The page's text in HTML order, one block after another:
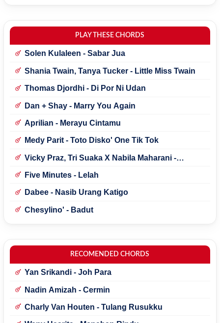
PLAY THESE CHORDS
Solen Kulaleen - Sabar Jua
Shania Twain, Tanya Tucker - Little Miss Twain
Thomas Djordhi - Di Por Ni Udan
Dan + Shay - Marry You Again
Aprilian - Merayu Cintamu
Medy Parit - Toto Disko' One Tik Tok
Vicky Praz, Tri Suaka X Nabila Maharani -
Five Minutes - Lelah
Dabee - Nasib Urang Katigo
Chesylino' - Badut
RECOMENDED CHORDS
Yan Srikandi - Joh Para
Nadin Amizah - Cermin
Charly Van Houten - Tulang Rusukku